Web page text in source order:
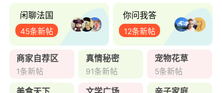
闲聊法国
45条新帖
你问我答
12条新帖
商家自荐区
1条新帖
真情秘密
91条新帖
宠物花草
5条新帖